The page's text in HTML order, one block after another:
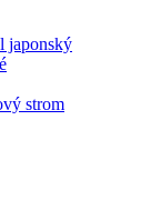
japonský
strom